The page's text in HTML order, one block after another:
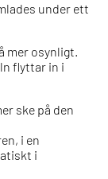
under ett
mer osynligt.
flyttar in i
ske på den
i en
i